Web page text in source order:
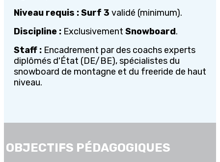
Niveau requis :Surf 3 validé (minimum).
Discipline : Exclusivement Snowboard.
Staff : Encadrement par des coachs experts
diplômés d'État (DE/BE), spécialistes du
snowboard de montagne et du freeride de haut
niveau.
OBJECTIFS PÉDAGOGIQUES